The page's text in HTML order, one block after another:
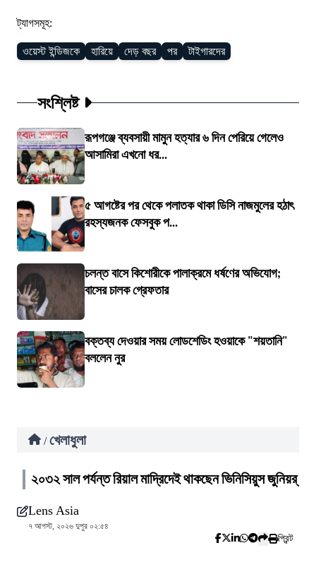
ট্যাগসমূহ:
ওয়েস্ট ইন্ডিজকে হারিয়ে দেড় বছর পর টাইগারদের
সংশ্লিষ্ট
রূপগঞ্জে ব্যবসায়ী মামুন হত্যার ৬ দিন পেরিয়ে গেলেও
আসামিরা এখনো ধর...
৫ আগষ্টের পর থেকে পলাতক থাকা ডিসি নাজমুলের হঠাৎ
রহস্যজনক ফেসবুক প...
চলন্ত বাসে কিশোরীকে পালাক্রমে ধর্ষণের অভিযোগ;
বাসের চালক গ্রেফতার
বক্তব্য দেওয়ার সময় লোডশেডিং হওয়াকে "শয়তানি"
বললেন নুর
/ খেলাধুলা
২০৩২ সাল পর্যন্ত রিয়াল মাদ্রিদেই থাকছেন ভিনিসিয়ুস জুনিয়র্
Lens Asia
৭ আগস্ট, ২০২৬ দুপুর ০২:৫৪
প্রিন্ট